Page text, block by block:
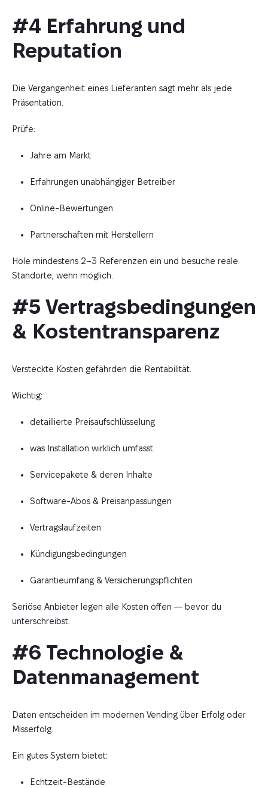
#4 Erfahrung und
Reputation
Die Vergangenheit eines Lieferanten sagt mehr als jede
Präsentation.
Prüfe:
Jahre am Markt
Erfahrungen unabhängiger Betreiber
Online-Bewertungen
Partnerschaften mit Herstellern
Hole mindestens 2–3 Referenzen ein und besuche reale
Standorte, wenn möglich.
#5 Vertragsbedingungen
& Kostentransparenz
Versteckte Kosten gefährden die Rentabilität.
Wichtig:
detaillierte Preisaufschlüsselung
was Installation wirklich umfasst
Servicepakete & deren Inhalte
Software-Abos & Preisanpassungen
Vertragslaufzeiten
Kündigungsbedingungen
Garantieumfang & Versicherungspflichten
Seriöse Anbieter legen alle Kosten offen — bevor du
unterschreibst.
#6 Technologie &
Datenmanagement
Daten entscheiden im modernen Vending über Erfolg oder
Misserfolg.
Ein gutes System bietet:
Echtzeit-Bestände